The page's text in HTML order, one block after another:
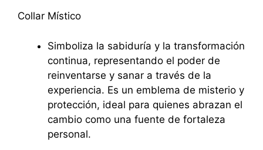
Collar Místico
Simboliza la sabiduría y la transformación
continua, representando el poder de
reinventarse y sanar a través de la
experiencia. Es un emblema de misterio y
protección, ideal para quienes abrazan el
cambio como una fuente de fortaleza
personal.